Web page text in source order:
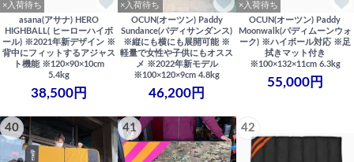
×入荷待ち
asana(アサナ) HERO
HIGHBALL( ヒーローハイボ
ール) ※2021年新デザイン ※
背中にフィットするアジャス
ト機能 ※120×90×10cm
5.4kg
38,500円
×入荷待ち
OCUN(オーツン) Paddy
Sundance(パディサンダンス)
※縦にも横にも展開可能 ※
軽量で女性や子供にもオスス
メ ※2022年新モデル
※100×120×9cm 4.8kg
46,200円
×入荷待ち
OCUN(オーツン) Paddy
Moonwalk(パディムーンウォ
ーク) ※ハイボール対応 ※足
拭きマット付き
※100×132×11cm 6.3kg
55,000円
40 41 42